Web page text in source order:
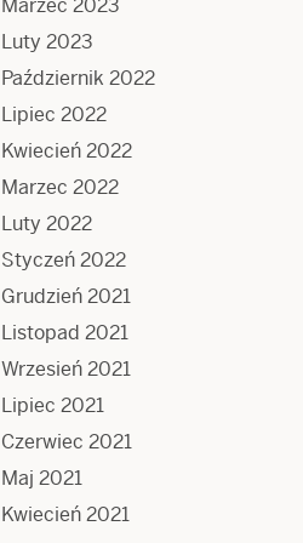
Luty 2023
Październik 2022
Lipiec 2022
Kwiecień 2022
Marzec 2022
Luty 2022
Styczeń 2022
Grudzień 2021
Listopad 2021
Wrzesień 2021
Lipiec 2021
Czerwiec 2021
Maj 2021
Kwiecień 2021